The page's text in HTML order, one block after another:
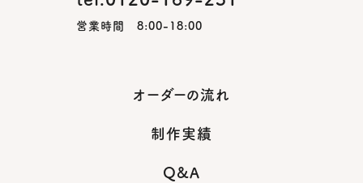
営業時間 8:00-18:00
オーダーの流れ
制作実績
Q&A